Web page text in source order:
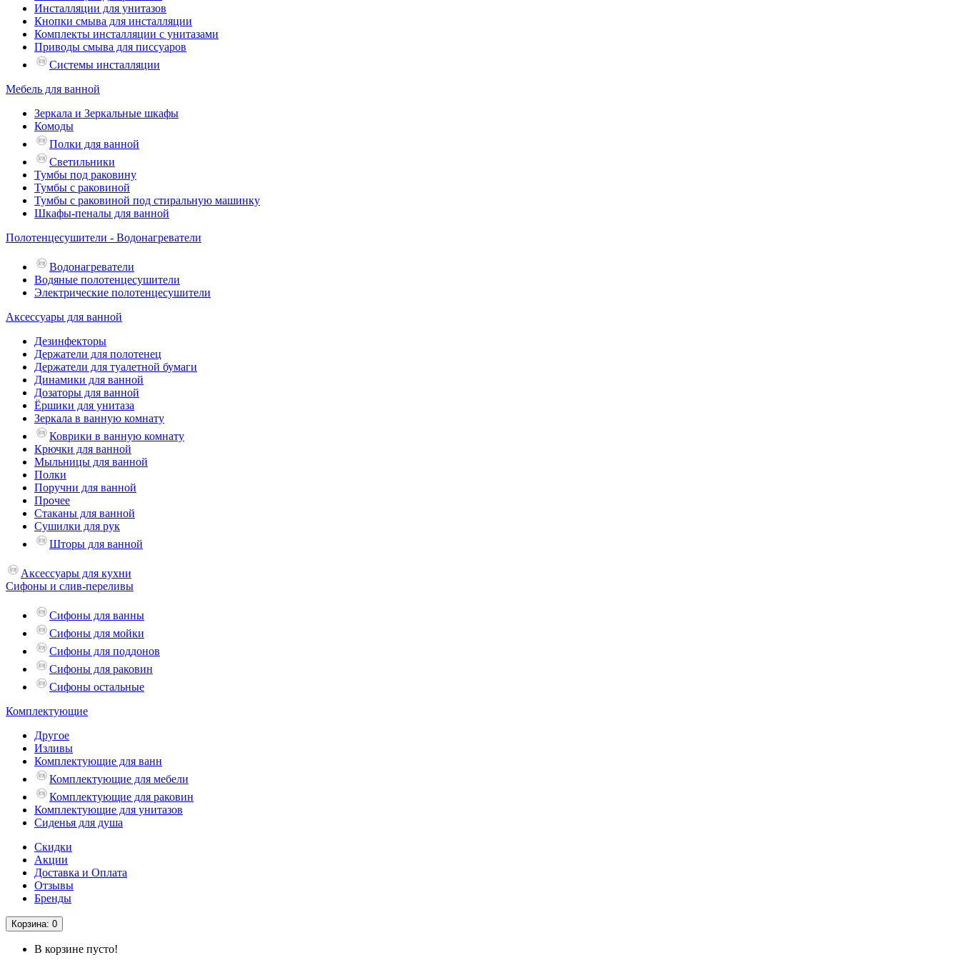
Инсталляции для унитазов
Кнопки смыва для инсталляции
Комплекты инсталляции с унитазами
Приводы смыва для писсуаров
Системы инсталляции
Мебель для ванной
Зеркала и Зеркальные шкафы
Комоды
Полки для ванной
Светильники
Тумбы под раковину
Тумбы с раковиной
Тумбы с раковиной под стиральную машинку
Шкафы-пеналы для ванной
Полотенцесушители - Водонагреватели
Водонагреватели
Водяные полотенцесушители
Электрические полотенцесушители
Аксессуары для ванной
Дезинфекторы
Держатели для полотенец
Держатели для туалетной бумаги
Динамики для ванной
Дозаторы для ванной
Ёршики для унитаза
Зеркала в ванную комнату
Коврики в ванную комнату
Крючки для ванной
Мыльницы для ванной
Полки
Поручни для ванной
Прочее
Стаканы для ванной
Сушилки для рук
Шторы для ванной
Аксессуары для кухни
Сифоны и слив-переливы
Сифоны для ванны
Сифоны для мойки
Сифоны для поддонов
Сифоны для раковин
Сифоны остальные
Комплектующие
Другое
Изливы
Комплектующие для ванн
Комплектующие для мебели
Комплектующие для раковин
Комплектующие для унитазов
Сиденья для душа
Скидки
Акции
Доставка и Оплата
Отзывы
Бренды
Корзина: 0
В корзине пусто!